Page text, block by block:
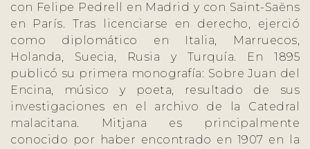
con Felipe Pedrell en Madrid y con Saint-Saëns
en París. Tras licenciarse en derecho, ejerció
como diplomático en Italia, Marruecos,
Holanda, Suecia, Rusia y Turquía. En 1895
publicó su primera monografía: Sobre Juan del
Encina, músico y poeta, resultado de sus
investigaciones en el archivo de la Catedral
malacitana. Mitjana es principalmente
conocido por haber encontrado en 1907 en la